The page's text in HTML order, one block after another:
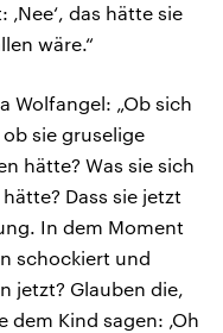
das hätte sie
wäre.“
Wolfangel: „Ob sich
sie gruselige
hätte? Was sie sich
Dass sie jetzt
In dem Moment
schockiert und
jetzt? Glauben die,
dem Kind sagen: ‚Oh